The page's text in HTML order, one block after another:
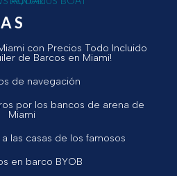
con Precios Todo Incluido
de Barcos en Miami!
de navegación
por los bancos de arena de
Miami
las casas de los famosos
en barco BYOB